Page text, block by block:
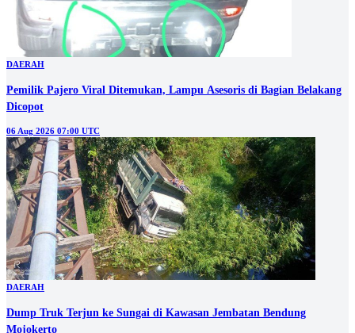
DAERAH
Pemilik Pajero Viral Ditemukan, Lampu Asesoris di Bagian Belakang
Dicopot
06 Aug 2026 07:00 UTC
DAERAH
Dump Truk Terjun ke Sungai di Kawasan Jembatan Bendung
Mojokerto